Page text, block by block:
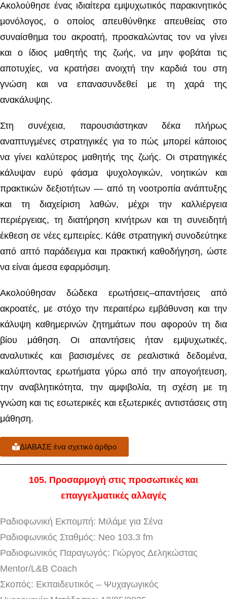
Ακολούθησε ένας ιδιαίτερα εμψυχωτικός παρακινητικός
μονόλογος, ο οποίος απευθύνθηκε απευθείας στο
συναίσθημα του ακροατή, προσκαλώντας τον να γίνει
και ο ίδιος μαθητής της ζωής, να μην φοβάται τις
αποτυχίες, να κρατήσει ανοιχτή την καρδιά του στη
γνώση και να επανασυνδεθεί με τη χαρά της
ανακάλυψης.
Στη συνέχεια, παρουσιάστηκαν δέκα πλήρως
αναπτυγμένες στρατηγικές για το πώς μπορεί κάποιος
να γίνει καλύτερος μαθητής της ζωής. Οι στρατηγικές
κάλυψαν ευρύ φάσμα ψυχολογικών, νοητικών και
πρακτικών δεξιοτήτων — από τη νοοτροπία ανάπτυξης
και τη διαχείριση λαθών, μέχρι την καλλιέργεια
περιέργειας, τη διατήρηση κινήτρων και τη συνειδητή
έκθεση σε νέες εμπειρίες. Κάθε στρατηγική συνοδεύτηκε
από απτό παράδειγμα και πρακτική καθοδήγηση, ώστε
να είναι άμεσα εφαρμόσιμη.
Ακολούθησαν δώδεκα ερωτήσεις–απαντήσεις από
ακροατές, με στόχο την περαιτέρω εμβάθυνση και την
κάλυψη καθημερινών ζητημάτων που αφορούν τη δια
βίου μάθηση. Οι απαντήσεις ήταν εμψυχωτικές,
αναλυτικές και βασισμένες σε ρεαλιστικά δεδομένα,
καλύπτοντας ερωτήματα γύρω από την απογοήτευση,
την αναβλητικότητα, την αμφιβολία, τη σχέση με τη
γνώση και τις εσωτερικές και εξωτερικές αντιστάσεις στη
μάθηση.
ΔΙΑΒΑΣΕ ένα σχετικό άρθρο
105. Προσαρμογή στις προσωπικές και
επαγγελματικές αλλαγές
Ραδιοφωνική Εκπομπή: Μιλάμε για Σένα
Ραδιοφωνικός Σταθμός: Neo 103.3 fm
Ραδιοφωνικός Παραγωγός: Γιώργος Δεληκώστας
Mentor/L&B Coach
Σκοπός: Εκπαιδευτικός – Ψυχαγωγικός